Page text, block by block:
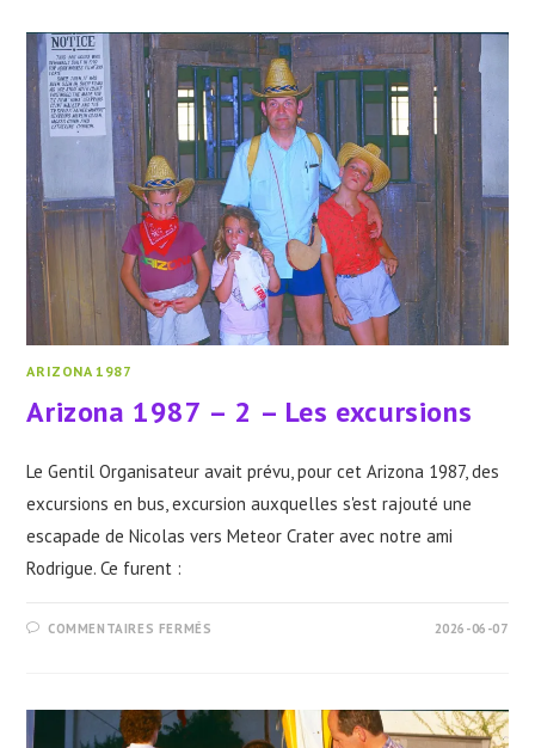
–
LE
MINI
TOUR
ARIZONA 1987
Arizona 1987 – 2 – Les excursions
Le Gentil Organisateur avait prévu, pour cet Arizona 1987, des
excursions en bus, excursion auxquelles s'est rajouté une
escapade de Nicolas vers Meteor Crater avec notre ami
Rodrigue. Ce furent :
COMMENTAIRES FERMÉS
–
LES
EXCURSIONS
2026-06-07